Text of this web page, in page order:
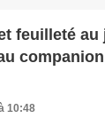
feuilleté
10:48